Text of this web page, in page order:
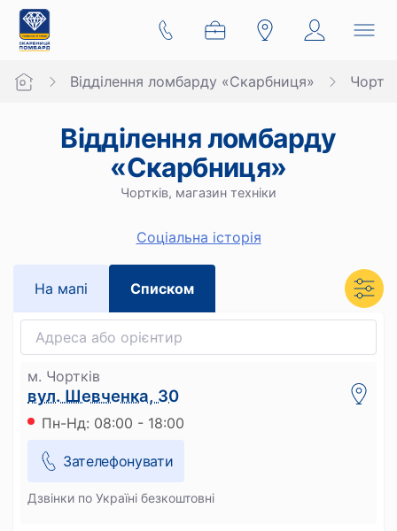
Відділення ломбарду «Скарбниця»
Відділення ломбарду
«Скарбниця»
Чортків, магазин техніки
Cоціальна історія
На мапi Списком
м. Чортків
вул. Шевченка, 30
Пн-Нд: 08:00 - 18:00
Зателефонувати
Дзвінки по Україні безкоштовні